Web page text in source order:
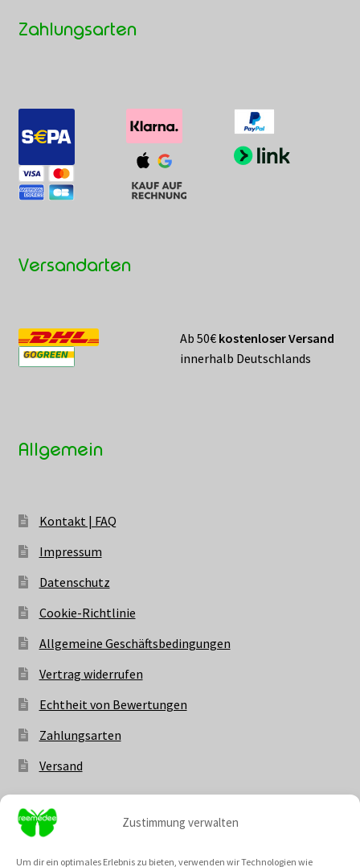
Zustimmung verwalten
Um dir ein optimales Erlebnis zu bieten, verwenden wir Technologien wie
Zahlungsarten
Versandarten
Ab 50€ kostenloser Versand
innerhalb Deutschlands
Allgemein
Kontakt | FAQ
Impressum
Datenschutz
Cookie-Richtlinie
Allgemeine Geschäftsbedingungen
Vertrag widerrufen
Echtheit von Bewertungen
Zahlungsarten
Versand